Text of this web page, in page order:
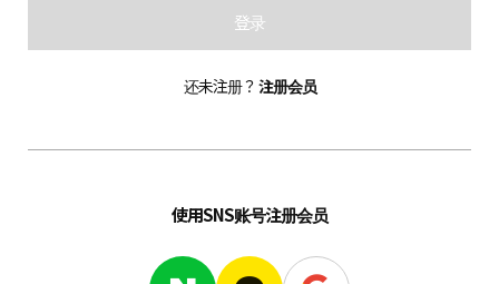
登录
还未注册？ 注册会员
使用SNS账号注册会员